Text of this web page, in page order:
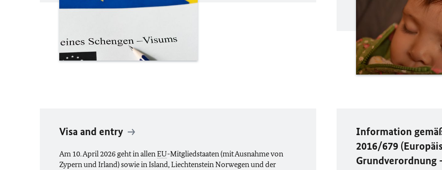
Visa and entry
Am 10. April 2026 geht in allenEU-Mitgliedstaaten (mit Ausnahme von
Zypern und Irland) sowie in Island, Liechtenstein Norwegen und der
Information
2016/679
Grundverordnung